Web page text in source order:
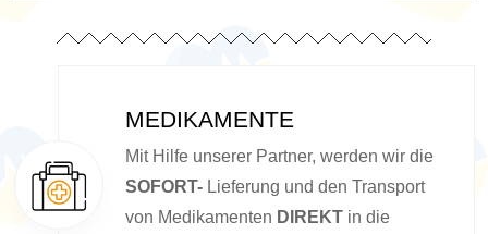
MEDIKAMENTE
Mit Hilfe unserer Partner, werden wir die
SOFORT- Lieferung und den Transport
von Medikamenten DIREKT in die